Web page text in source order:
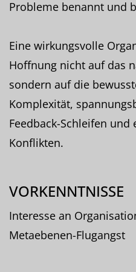
Probleme benannt und
Eine wirkungsvolle
Hoffnung nicht auf das
sondern auf die
Komplexität,
Feedback-Schleifen
Konflikten.
VORKENNTNISSE
Interesse an
Metaebenen-Flugangst